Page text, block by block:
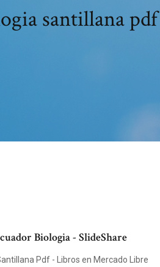
santillana pdf
Biologia - SlideShare
Pdf - Libros en Mercado Libre